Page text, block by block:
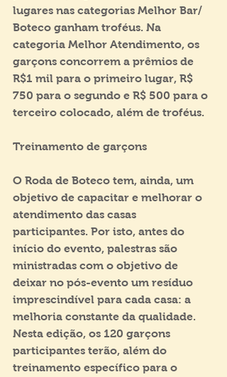
lugares nas categorias Melhor Bar/
Boteco ganham troféus. Na
categoria Melhor Atendimento, os
garçons concorrem a prêmios de
R$1 mil para o primeiro lugar, R$
750 para o segundo e R$ 500 para o
terceiro colocado, além de troféus.
Treinamento de garçons
O Roda de Boteco tem, ainda, um
objetivo de capacitar e melhorar o
atendimento das casas
participantes. Por isto, antes do
início do evento, palestras são
ministradas com o objetivo de
deixar no pós-evento um resíduo
imprescindível para cada casa: a
melhoria constante da qualidade.
Nesta edição, os 120 garçons
participantes terão, além do
treinamento específico para o